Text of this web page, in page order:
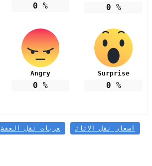
0 % 0 %
Angry
0 %
Surprise
0 %
اسعار نقل الاثاث عربات نقل العفش